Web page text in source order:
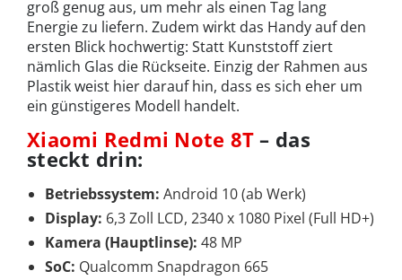
groß genug aus, um mehr als einen Tag lang
Energie zu liefern. Zudem wirkt das Handy auf den
ersten Blick hochwertig: Statt Kunststoff ziert
nämlich Glas die Rückseite. Einzig der Rahmen aus
Plastik weist hier darauf hin, dass es sich eher um
ein günstigeres Modell handelt.
Xiaomi Redmi Note 8T – das
steckt drin:
Betriebssystem: Android 10 (ab Werk)
Display: 6,3 Zoll LCD, 2340 x 1080 Pixel (Full HD+)
Kamera (Hauptlinse): 48 MP
SoC: Qualcomm Snapdragon 665